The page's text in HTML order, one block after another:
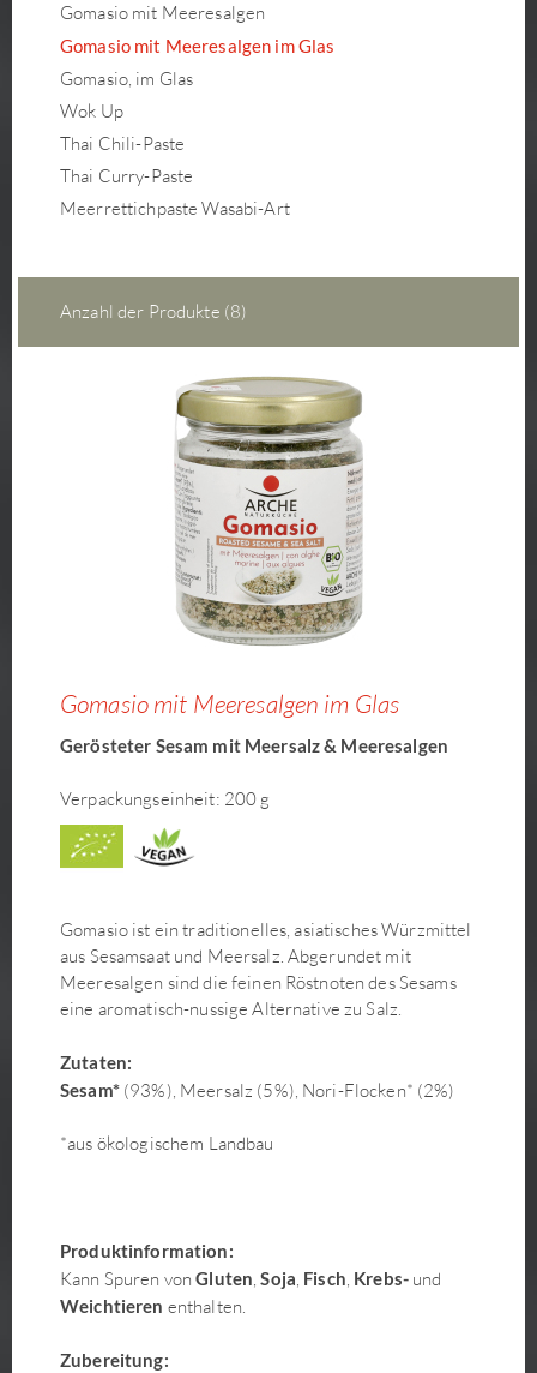
Gomasio mit Meeresalgen
Gomasio mit Meeresalgen im Glas
Gomasio, im Glas
Wok Up
Thai Chili-Paste
Thai Curry-Paste
Meerrettichpaste Wasabi-Art
Anzahl der Produkte (8)
Gomasio mit Meeresalgen im Glas
Gerösteter Sesam mit Meersalz & Meeresalgen
Verpackungseinheit: 200 g
Gomasio ist ein traditionelles, asiatisches Würzmittel
aus Sesamsaat und Meersalz. Abgerundet mit
Meeresalgen sind die feinen Röstnoten des Sesams
eine aromatisch-nussige Alternative zu Salz.
Zutaten:
Sesam*(93%), Meersalz (5%), Nori-Flocken* (2%)
*aus ökologischem Landbau
Produktinformation:
Kann Spuren vonGluten ,Soja Fisch Krebs- und
Weichtieren enthalten.
Zubereitung: